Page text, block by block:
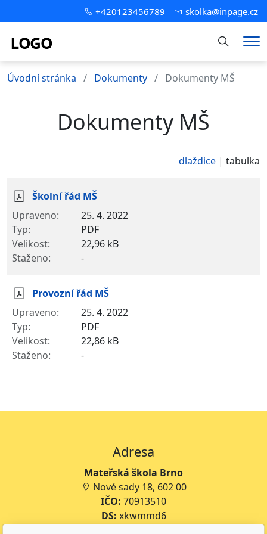
+420123456789 skolka@inpage.cz
Hledání
Úvodní stránka Dokumenty Dokumenty MŠ
Dokumenty MŠ
dlaždice tabulka
Školní řád MŠ
25. 4. 2022
PDF
22,96 kB
-
Provozní řád MŠ
25. 4. 2022
PDF
22,86 kB
-
Adresa
Mateřská škola Brno
Nové sady 18, 602 00
IČO: 70913510
DS: xkwmmd6